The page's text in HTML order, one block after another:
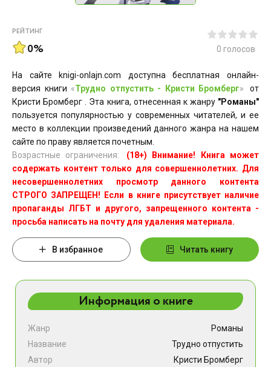
РЕЙТИНГ
0% 0 голосов
На сайте knigi-onlajn.com доступна бесплатная онлайн-
версия книги «Трудно отпустить - Кристи Бромберг»
от
Кристи Бромберг . Эта книга, отнесенная к жанру "Романы"
пользуется популярностью у современных читателей, и ее
место в коллекции произведений данного жанра на нашем
сайте по праву является почетным.
Возрастные ограничения:
(18+) Внимание! Книга может
содержать контент только для совершеннолетних. Для
несовершеннолетних просмотр данного контента
СТРОГО ЗАПРЕЩЕН! Если в книге присутствует наличие
пропаганды ЛГБТ и другого, запрещенного контента -
просьба написать на почту для удаления материала.
В избранное Читать книгу
Информация о книге
Жанр
Романы
Название
Трудно отпустить
Автор
Кристи Бромберг